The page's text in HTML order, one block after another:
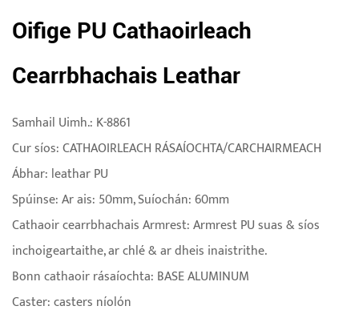
Oifige PU Cathaoirleach
Cearrbhachais Leathar
Samhail Uimh.: K-8861
Cur síos: CATHAOIRLEACH RÁSAÍOCHTA/CARCHAIRMEACH
Ábhar: leathar PU
Spúinse: Ar ais: 50mm, Suíochán: 60mm
Cathaoir cearrbhachais Armrest: Armrest PU suas & síos
inchoigeartaithe, ar chlé & ar dheis inaistrithe.
Bonn cathaoir rásaíochta: BASE ALUMINUM
Caster: casters níolón